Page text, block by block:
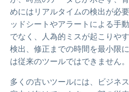
めにはリアルタイムの検出が必
ッドシートやアラートによる手
でなく、人為的ミスが起こりや
検出、修正までの時間を最小限
は従来のツールではできません。
多くの古いツールには、ビジネ